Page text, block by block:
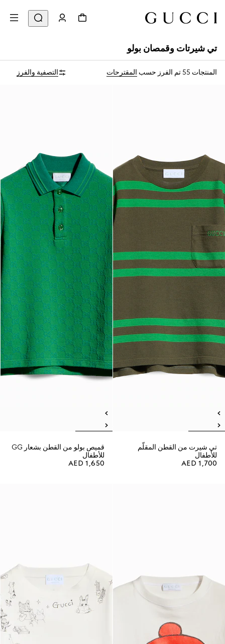
تي شيرتات وقمصان بولو
المنتجات 55 تم الفرز حسب المقترحات التصفية والفرز
تي شيرت من القطن المقلّم
للأطفال
AED 1,700
قميص بولو من القطن بشعار GG
للأطفال
AED 1,650